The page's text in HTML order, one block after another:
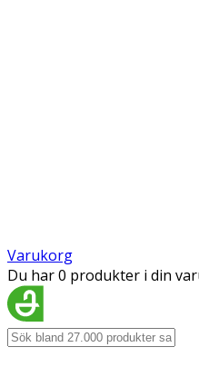
Varukorg
Du har 0 produkter i din